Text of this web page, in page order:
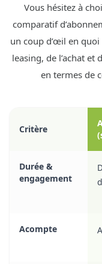
Vous hésitez à
comparatif
un coup d’œil en
leasing, de l’achat et
en termes de
Critère
Durée &
engagement
Acompte